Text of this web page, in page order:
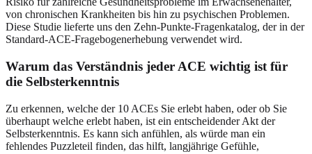
von chronischen Krankheiten bis hin zu psychischen Problemen.
Diese Studie lieferte uns den Zehn-Punkte-Fragenkatalog, der in der
Standard-ACE-Fragebogenerhebung verwendet wird.
Warum das Verständnis jeder ACE wichtig ist für
die Selbsterkenntnis
Zu erkennen, welche der 10 ACEs Sie erlebt haben, oder ob Sie
überhaupt welche erlebt haben, ist ein entscheidender Akt der
Selbsterkenntnis. Es kann sich anfühlen, als würde man ein
fehlendes Puzzleteil finden, das hilft, langjährige Gefühle,